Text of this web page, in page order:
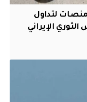
منصات لتداول
الإيراني